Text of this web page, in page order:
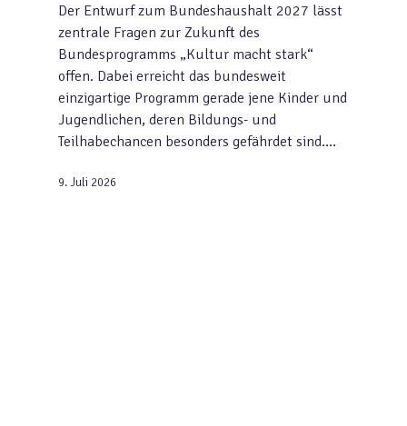
Der Entwurf zum Bundeshaushalt 2027 lässt
zentrale Fragen zur Zukunft des
Bundesprogramms „Kultur macht stark“
offen. Dabei erreicht das bundesweit
einzigartige Programm gerade jene Kinder und
Jugendlichen, deren Bildungs- und
Teilhabechancen besonders gefährdet sind.…
9. Juli 2026